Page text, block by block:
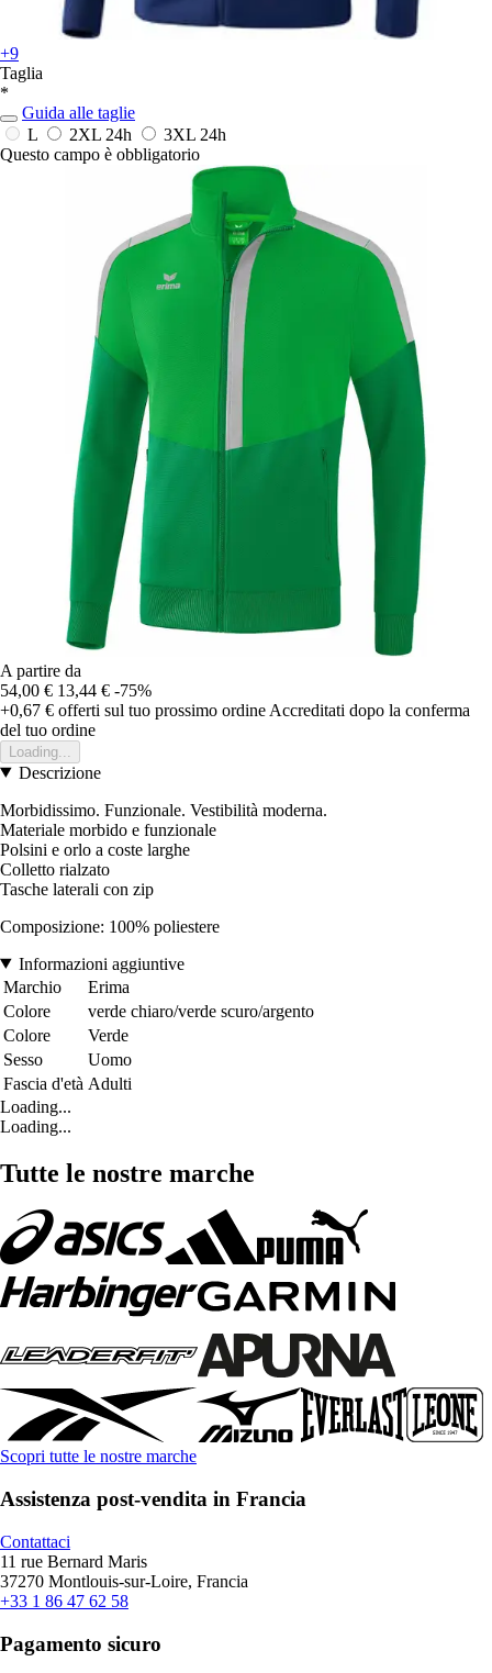
+9
Taglia
*
Guida alle taglie
L
2XL 24h 3XL 24h
Questo campo è obbligatorio
A partire da
54,00 € 13,44 € -75%
+0,67 € offerti sul tuo prossimo ordine Accreditati dopo la conferma
del tuo ordine
Loading...
Descrizione
Morbidissimo. Funzionale. Vestibilità moderna.
Materiale morbido e funzionale
Polsini e orlo a coste larghe
Colletto rialzato
Tasche laterali con zip
Composizione: 100% poliestere
Informazioni aggiuntive
Marchio
Erima
Colore
verde chiaro/verde scuro/argento
Colore
Verde
Sesso
Uomo
Fascia d'età Adulti
Loading...
Loading...
Tutte le nostre marche
Scopri tutte le nostre marche
Assistenza post-vendita in Francia
Contattaci
11 rue Bernard Maris
37270 Montlouis-sur-Loire, Francia
+33 1 86 47 62 58
Pagamento sicuro